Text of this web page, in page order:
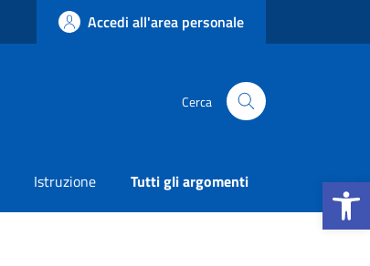
Accedi all'area personale
Cerca
Istruzione Tutti gli argomenti Apri la